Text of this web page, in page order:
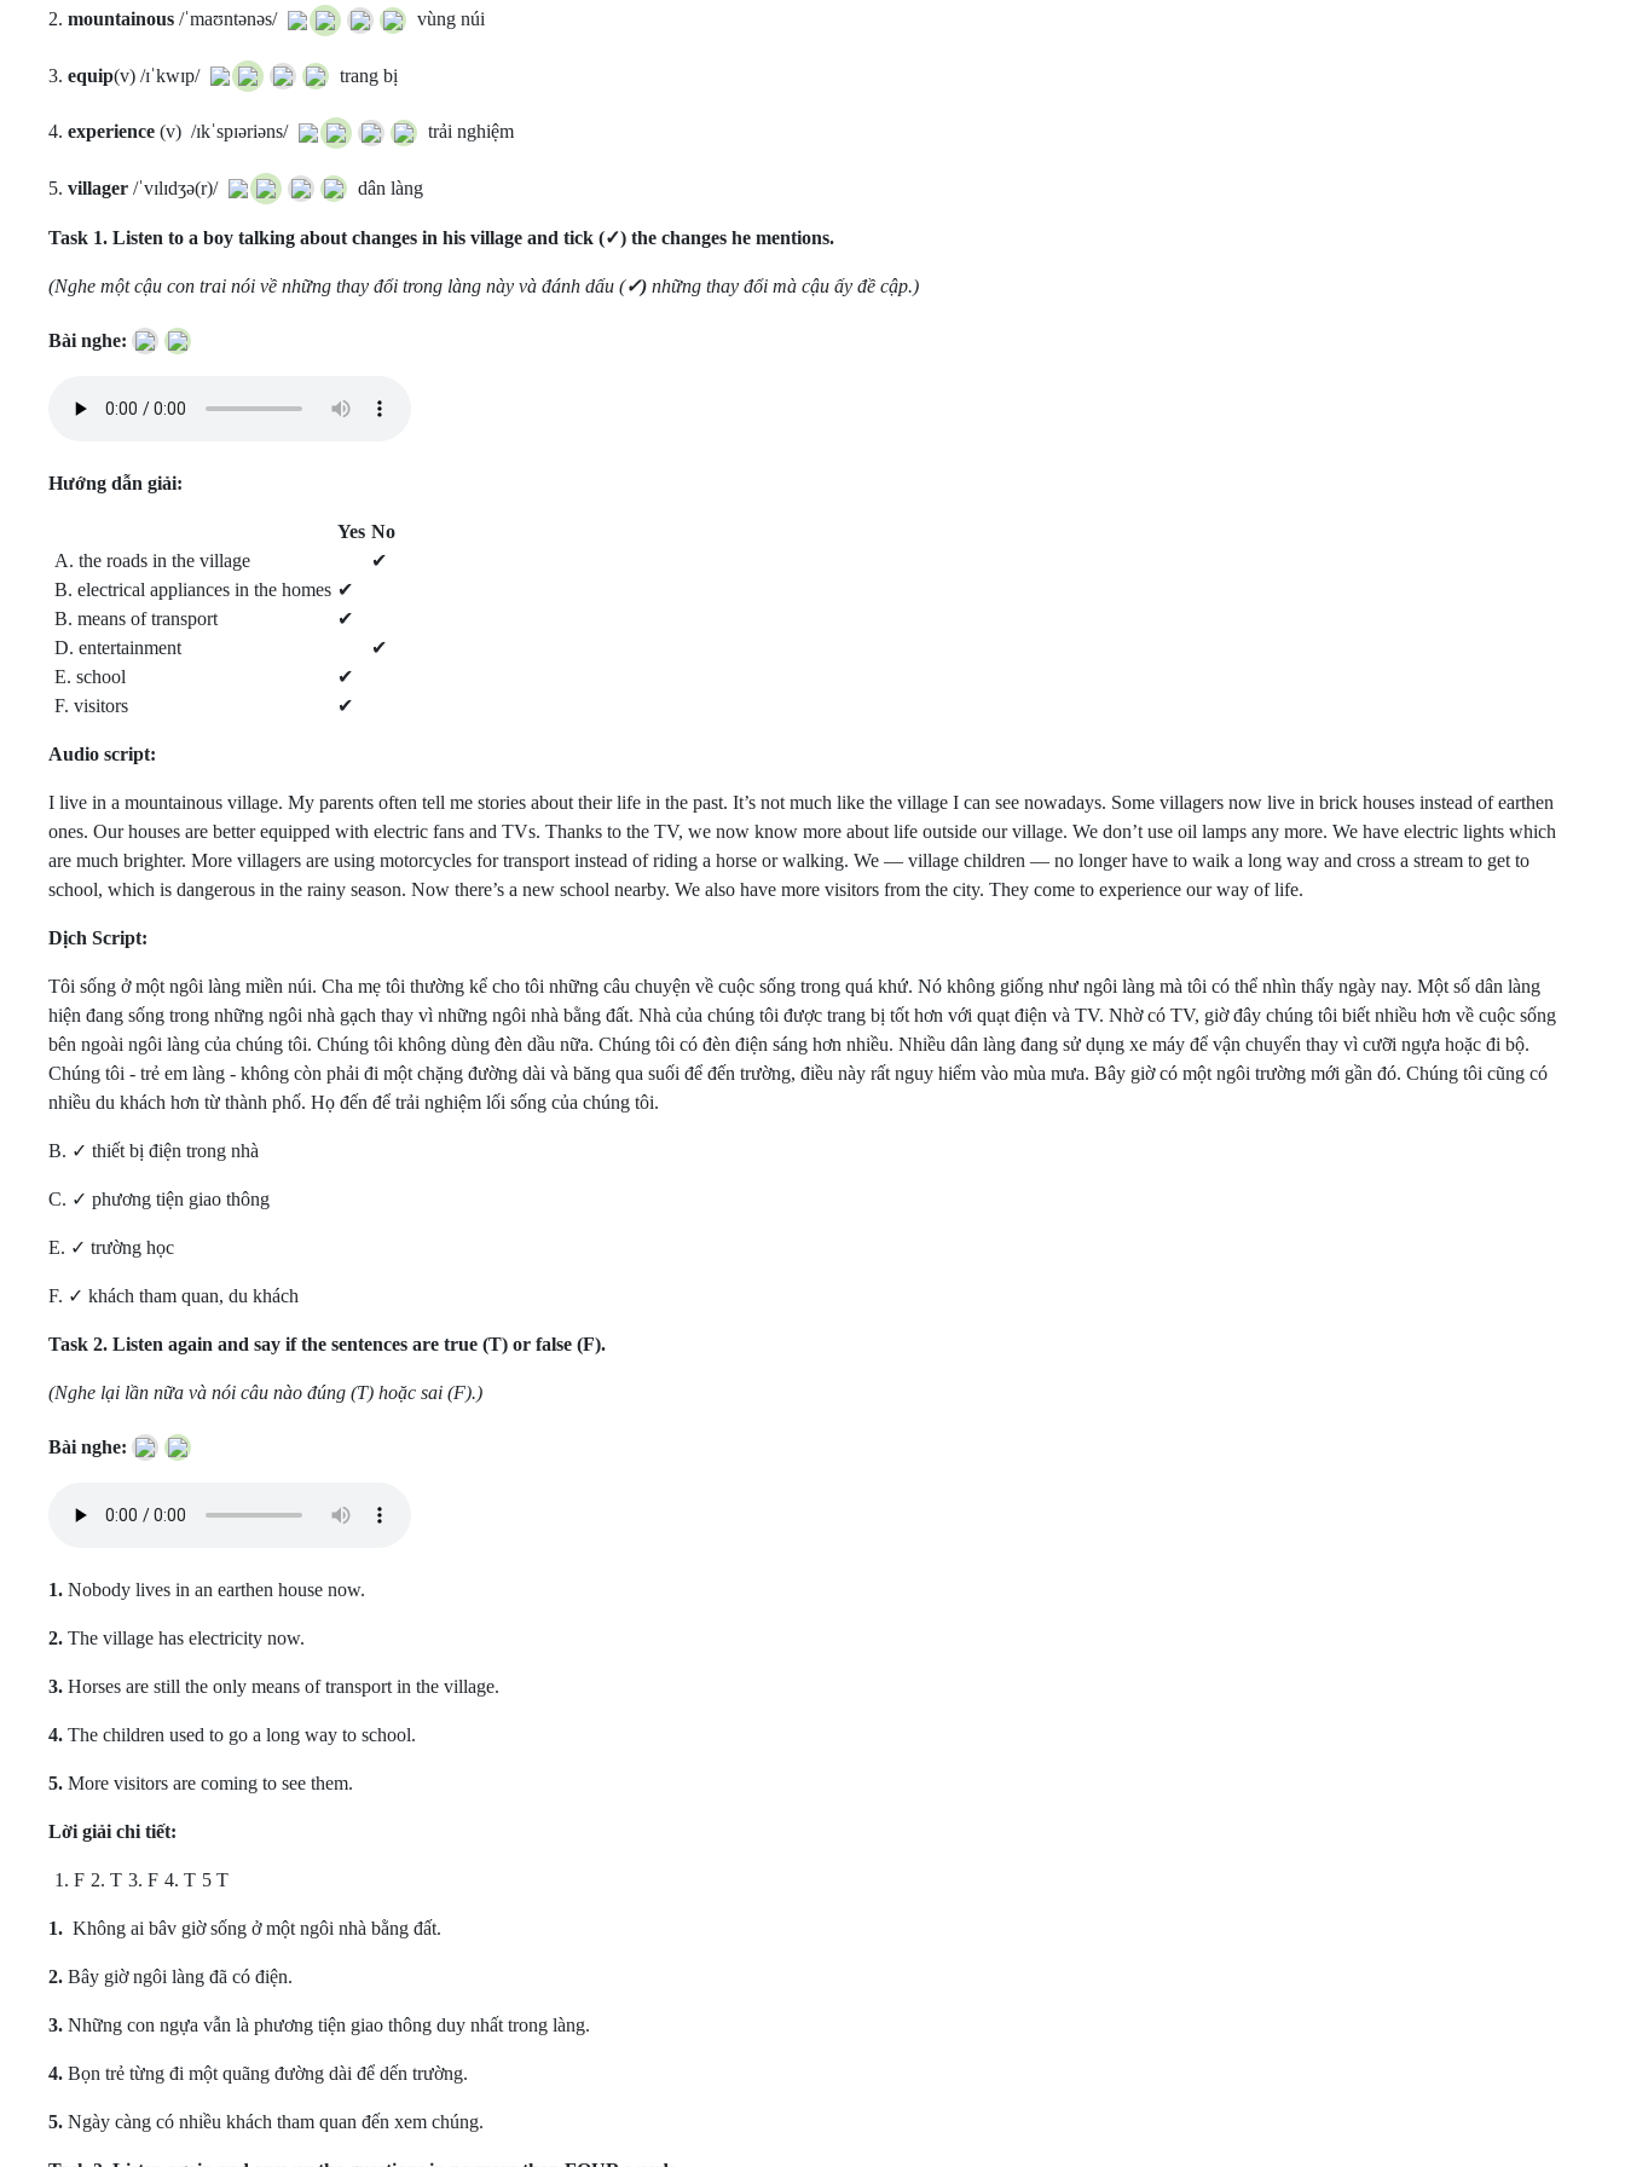
2.mountainous /ˈmaʊntənəs/ vùng núi
3.equip(v) /ɪˈkwɪp/ trang bị
4.experience (v) /ɪkˈspɪəriəns/ trải nghiệm
5.villager /ˈvɪlɪdʒə(r)/ dân làng
Task 1.Listen to a boy talking about changes in his village and tick (✓) the changes he mentions.
(Nghe một cậu con trai nói về những thay đổi trong làng này và đánh dấu (✓) những thay đổi mà cậu ấy đề cập.)
Bài nghe:
Hướng dẫn giải:
Yes No
A. the roads in the village
✔
B. electrical appliances in the homes ✔
B. means of transport
✔
D. entertainment
✔
E. school
✔
F. visitors
✔
Audio script:
I live in a mountainous village. My parents often tell me stories about their life in the past. It’s not much like the village I can see nowadays. Some villagers now live in brick houses instead of earthen
ones. Our houses are better equipped with electric fans and TVs. Thanks to the TV, we now know more about life outside our village. We don’t use oil lamps any more. We have electric lights which
are much brighter. More villagers are using motorcycles for transport instead of riding a horse or walking. We — village children — no longer have to waik a long way and cross a stream to get to
school, which is dangerous in the rainy season. Now there’s a new school nearby. We also have more visitors from the city. They come to experience our way of life.
Dịch Script:
Tôi sống ở một ngôi làng miền núi. Cha mẹ tôi thường kể cho tôi những câu chuyện về cuộc sống trong quá khứ. Nó không giống như ngôi làng mà tôi có thể nhìn thấy ngày nay. Một số dân làng
hiện đang sống trong những ngôi nhà gạch thay vì những ngôi nhà bằng đất. Nhà của chúng tôi được trang bị tốt hơn với quạt điện và TV. Nhờ có TV, giờ đây chúng tôi biết nhiều hơn về cuộc sống
bên ngoài ngôi làng của chúng tôi. Chúng tôi không dùng đèn dầu nữa. Chúng tôi có đèn điện sáng hơn nhiều. Nhiều dân làng đang sử dụng xe máy để vận chuyển thay vì cưỡi ngựa hoặc đi bộ.
Chúng tôi - trẻ em làng - không còn phải đi một chặng đường dài và băng qua suối để đến trường, điều này rất nguy hiểm vào mùa mưa. Bây giờ có một ngôi trường mới gần đó. Chúng tôi cũng có
nhiều du khách hơn từ thành phố. Họ đến để trải nghiệm lối sống của chúng tôi.
B. ✓ thiết bị điện trong nhà
C. ✓ phương tiện giao thông
E. ✓ trường học
F. ✓ khách tham quan, du khách
Task 2.Listen again and say if the sentences are true (T) or false (F).
(Nghe lại lần nữa và nói câu nào đúng (T) hoặc sai (F).)
Bài nghe:
1. Nobody lives in an earthen house now.
2. The village has electricity now.
3. Horses are still the only means of transport in the village.
4. The children used to go a long way to school.
5. More visitors are coming to see them.
Lời giải chi tiết:
1. F 2. T 3. F 4. T 5 T
1.Không ai bâv giờ sống ở một ngôi nhà bằng đất.
2. Bây giờ ngôi làng đã có điện.
3. Những con ngựa vẫn là phương tiện giao thông duy nhất trong làng.
4. Bọn trẻ từng đi một quãng đường dài để dến trường.
5. Ngày càng có nhiều khách tham quan đến xem chúng.